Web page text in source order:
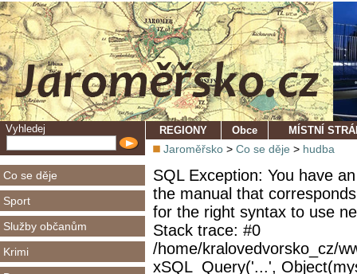
Vyhledej
Co se děje
Sport
Služby občanům
Krimi
REGIONY Obce MÍSTNÍ
Jaroměřsko > Co se děje > hudba
SQL Exception: You have
the manual that
for the right syntax to use
Stack trace: #0
/home/kralovedvorsko_cz/
xSQL_Query('...',